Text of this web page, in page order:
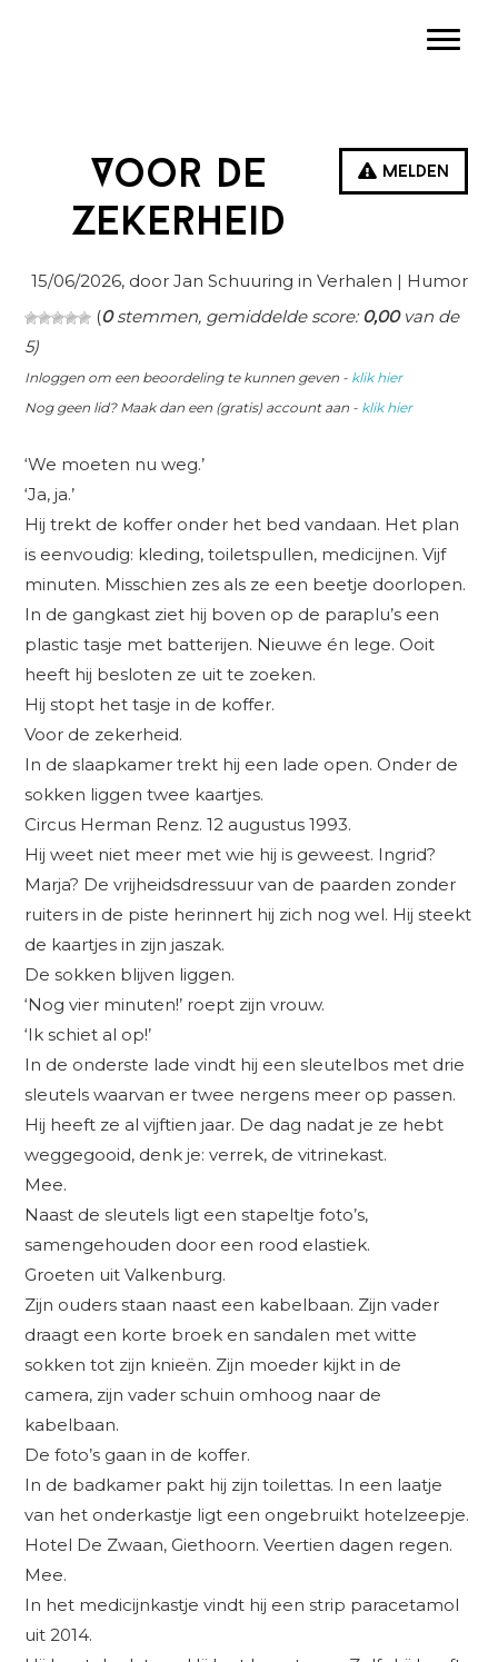
Melden
Voor de
zekerheid
15/06/2026, door Jan Schuuring in Verhalen | Humor
(0stemmen, gemiddelde score:0,00van de
5)
Inloggen om een beoordeling te kunnen geven - klik hier
Nog geen lid? Maak dan een (gratis) account aan - klik hier
‘We moeten nu weg.’
‘Ja, ja.’
Hij trekt de koffer onder het bed vandaan. Het plan
is eenvoudig: kleding, toiletspullen, medicijnen. Vijf
minuten. Misschien zes als ze een beetje doorlopen.
In de gangkast ziet hij boven op de paraplu’s een
plastic tasje met batterijen. Nieuwe én lege. Ooit
heeft hij besloten ze uit te zoeken.
Hij stopt het tasje in de koffer.
Voor de zekerheid.
In de slaapkamer trekt hij een lade open. Onder de
sokken liggen twee kaartjes.
Circus Herman Renz. 12 augustus 1993.
Hij weet niet meer met wie hij is geweest. Ingrid?
Marja? De vrijheidsdressuur van de paarden zonder
ruiters in de piste herinnert hij zich nog wel. Hij steekt
de kaartjes in zijn jaszak.
De sokken blijven liggen.
‘Nog vier minuten!’ roept zijn vrouw.
‘Ik schiet al op!’
In de onderste lade vindt hij een sleutelbos met drie
sleutels waarvan er twee nergens meer op passen.
Hij heeft ze al vijftien jaar. De dag nadat je ze hebt
weggegooid, denk je: verrek, de vitrinekast.
Mee.
Naast de sleutels ligt een stapeltje foto’s,
samengehouden door een rood elastiek.
Groeten uit Valkenburg.
Zijn ouders staan naast een kabelbaan. Zijn vader
draagt een korte broek en sandalen met witte
sokken tot zijn knieën. Zijn moeder kijkt in de
camera, zijn vader schuin omhoog naar de
kabelbaan.
De foto’s gaan in de koffer.
In de badkamer pakt hij zijn toilettas. In een laatje
van het onderkastje ligt een ongebruikt hotelzeepje.
Hotel De Zwaan, Giethoorn. Veertien dagen regen.
Mee.
In het medicijnkastje vindt hij een strip paracetamol
uit 2014.